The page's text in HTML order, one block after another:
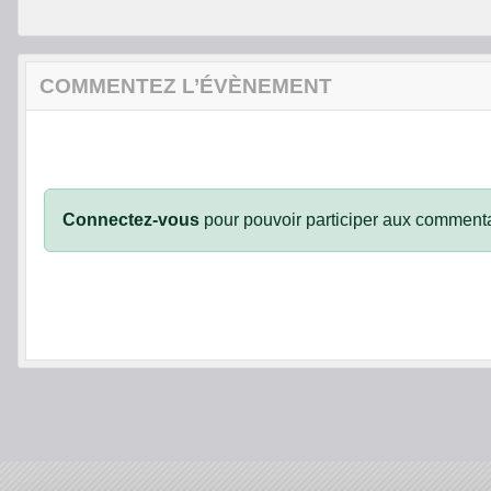
COMMENTEZ L’ÉVÈNEMENT
Connectez-vous pour pouvoir participer aux